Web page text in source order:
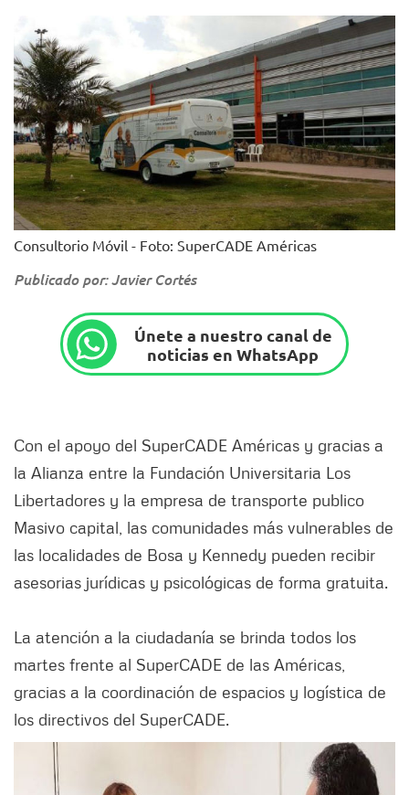
Consultorio Móvil - Foto: SuperCADE Américas
Publicado por: Javier Cortés
Únete a nuestro canal de
noticias en WhatsApp
Con el apoyo del SuperCADE Américas y gracias a
la Alianza entre la Fundación Universitaria Los
Libertadores y la empresa de transporte publico
Masivo capital, las comunidades más vulnerables de
las localidades de Bosa y Kennedy pueden recibir
asesorias jurídicas y psicológicas de forma gratuita.
La atención a la ciudadanía se brinda todos los
martes frente al SuperCADE de las Américas,
gracias a la coordinación de espacios y logística de
los directivos del SuperCADE.